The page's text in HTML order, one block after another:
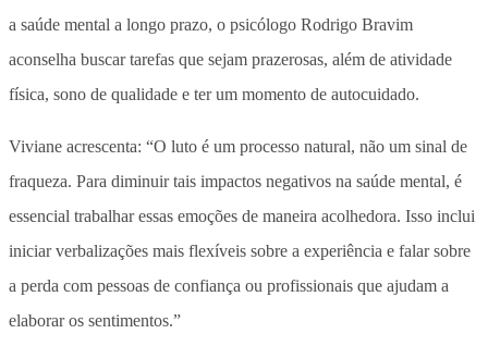
a saúde mental a longo prazo, o psicólogo Rodrigo Bravim
aconselha buscar tarefas que sejam prazerosas, além de atividade
física, sono de qualidade e ter um momento de autocuidado.
Viviane acrescenta: “O luto é um processo natural, não um sinal de
fraqueza. Para diminuir tais impactos negativos na saúde mental, é
essencial trabalhar essas emoções de maneira acolhedora. Isso inclui
iniciar verbalizações mais flexíveis sobre a experiência e falar sobre
a perda com pessoas de confiança ou profissionais que ajudam a
elaborar os sentimentos.”